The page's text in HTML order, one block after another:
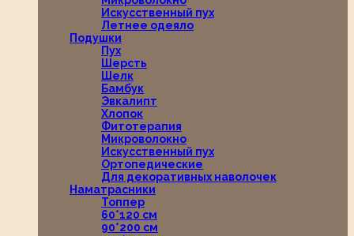
Искусственный пух
Летнее одеяло
Подушки
Пух
Шерсть
Шелк
Бамбук
Эвкалипт
Хлопок
Фитотерапия
Микроволокно
Искусственный пух
Ортопедические
Для декоративных наволочек
Наматрасники
Топпер
60*120 см
90*200 см